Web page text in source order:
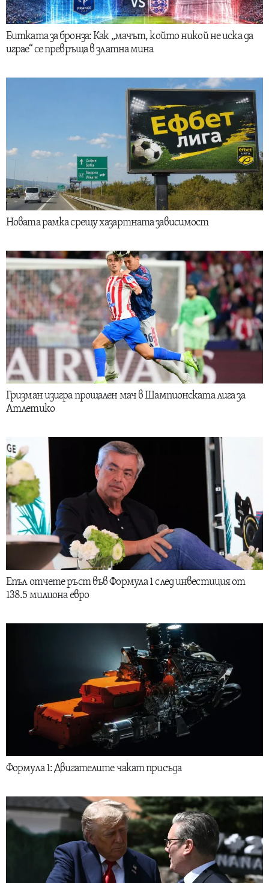
Битката за бронза: Как „мачът, който никой не иска да
играе“ се превръща в златна мина
Новата рамка срещу хазартната зависимост
Гризман изигра прощален мач в Шампионската лига за
Атлетико
Епъл отчете ръст във Формула 1 след инвестиция от
138.5 милиона евро
Формула 1: Двигателите чакат присъда